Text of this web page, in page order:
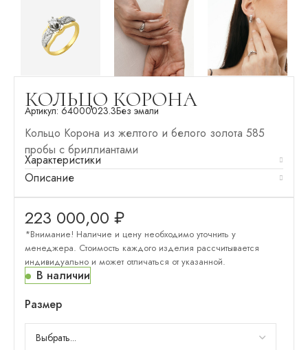
КОЛЬЦО КОРОНА
Артикул:64000023.3Без эмали
Кольцо Корона из желтого и белого золота 585
пробы с бриллиантами
Характеристики
Описание
223 000,00 ₽
*Внимание! Наличие и цену необходимо уточнить у
менеджера. Стоимость каждого изделия рассчитывается
индивидуально и может отличаться от указанной.
В наличии
Размер